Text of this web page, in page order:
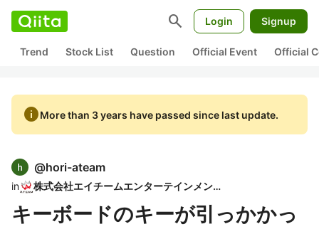
search Login Signup
Trend Stock List Question Official Event Official
infoMore than 3 years have passed since last update.
@hori-ateam
in 株式会社エイチームエンターテインメント
キーボードのキーが引っかかっ